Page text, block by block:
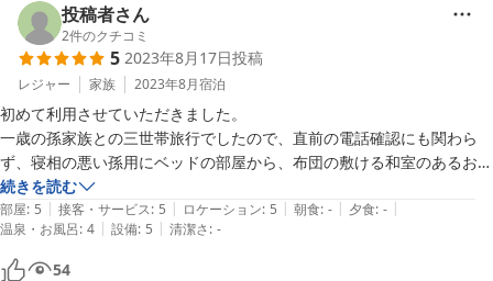
ただけたら幸いです。スタッフの接客も評価いただけて、励みにな
ります。またのご利用スタッフ一同お待ちしております。
2023-08-26
投稿者さん
2件のクチコミ
5 2023年8月17日投稿
レジャー 家族 2023年8月宿泊
初めて利用させていただきました。
一歳の孫家族との三世帯旅行でしたので、直前の電話確認にも関わら
ず、寝相の悪い孫用にベッドの部屋から、布団の敷ける和室のあるお部
屋が有るロッジに変更していただきありがとうございました。
お部屋も、備え付けの調理道具も全て綺麗に整えられていて、とても快
適に過ごすことができました。
また利用させて頂きたいです。
続きを読む
部屋: 5 | 接客・サービス: 5 | ロケーション: 5 | 朝食: - | 夕食: - |
温泉・お風呂: 4 | 設備: 5 | 清潔さ: -
54